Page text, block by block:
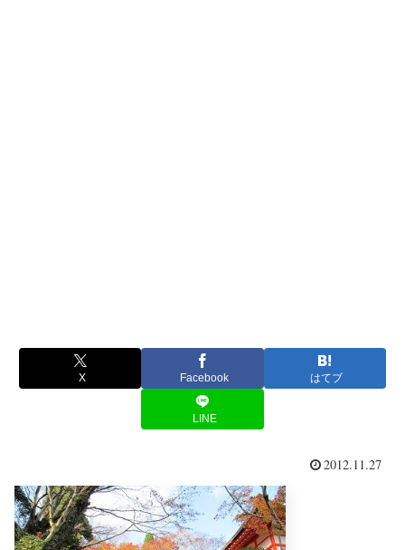
X Facebook はてブ
LINE
2012.11.27